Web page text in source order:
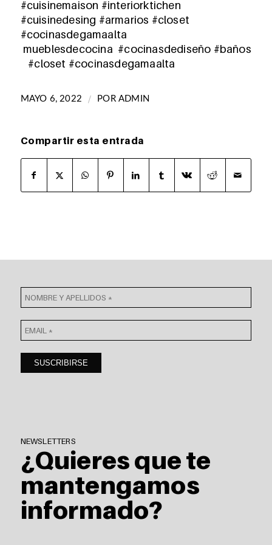
#cuisinemaison #interiorktichen
#cuisinedesing #armarios #closet
#cocinasdegamaalta
mueblesdecocina #cocinasdediseño #baños
#closet #cocinasdegamaalta
MAYO 6, 2022 / PORADMIN
Compartir esta entrada
NEWSLETTERS
¿Quieres que te
mantengamos
informado?